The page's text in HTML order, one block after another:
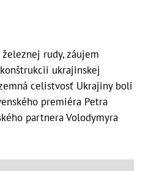
železnej rudy, záujem
ukrajinskej
celistvosť Ukrajiny boli
premiéra Petra
partnera Volodymyra